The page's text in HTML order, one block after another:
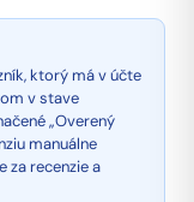
ktorý má v účte
v stave
„Overený
manuálne
za recenzie a